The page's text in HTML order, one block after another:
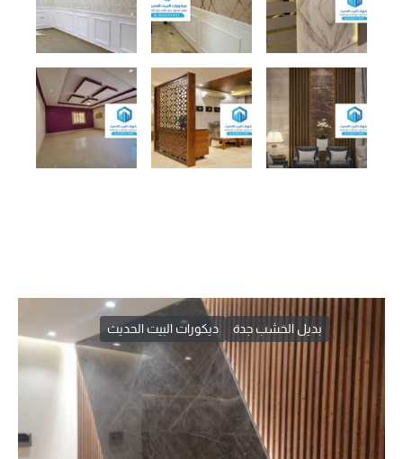
بديل الخشب جدة ديكورات البيت الحديث